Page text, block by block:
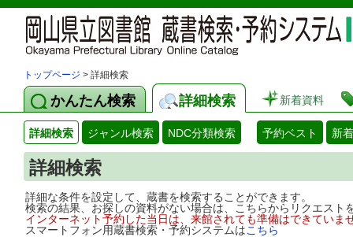
トップページ > 詳細検索
かんたん検索 詳細検索 新着資料
詳細検索 ジャンル検索 NDC分類検索 予約ベスト 新
詳細検索
詳細な条件を設定して、蔵書を検索することができます。
検索の結果、お探しの資料がない場合は、こちらからリクエス
インターネット予約した当日は、来館されても準備はできてい
スマートフォン用蔵書検索・予約システムはこちら